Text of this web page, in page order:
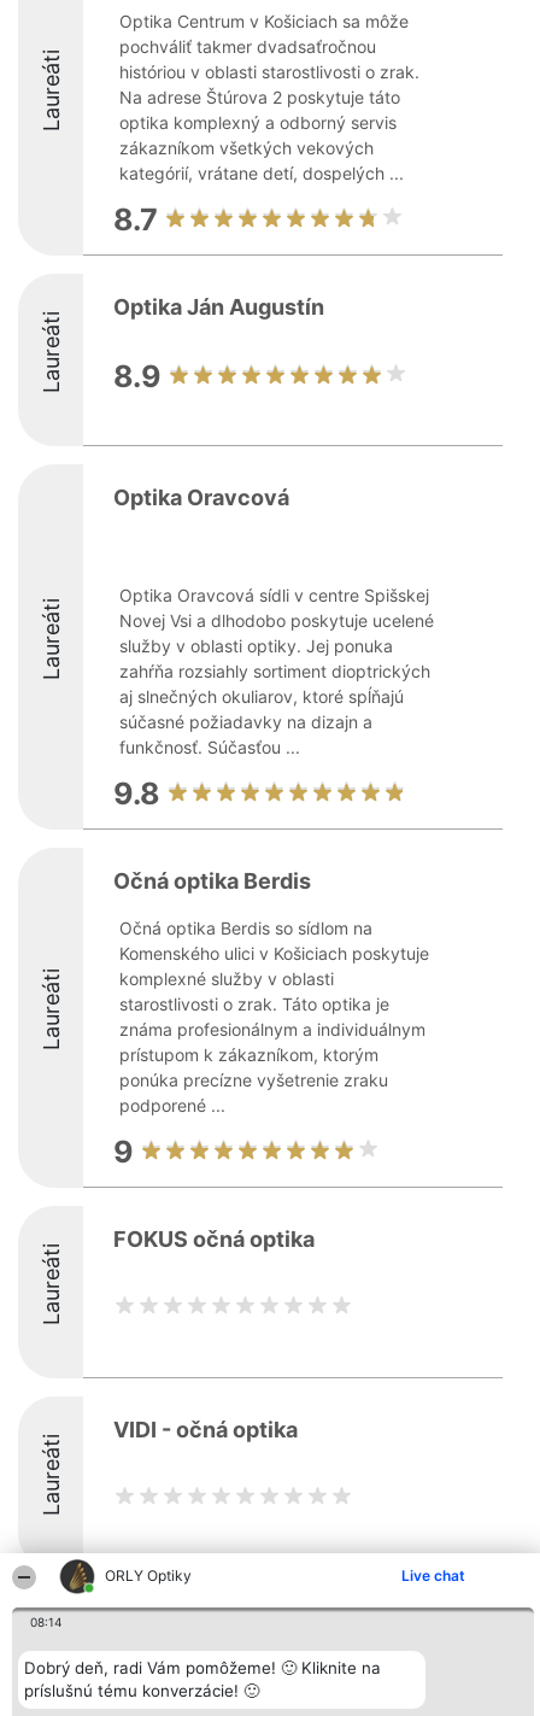
ORLY Optiky Live chat
08:14
Dobrý deň, radi Vám pomôžeme! 🙂 Kliknite na
príslušnú tému konverzácie! 🙂
Laureáti
Optika Centrum v Košiciach sa môže
pochváliť takmer dvadsaťročnou
históriou v oblasti starostlivosti o zrak.
Na adrese Štúrova 2 poskytuje táto
optika komplexný a odborný servis
zákazníkom všetkých vekových
kategórií, vrátane detí, dospelých ...
8.7
Laureáti
Optika Ján Augustín
8.9
Laureáti
Optika Oravcová
Optika Oravcová sídli v centre Spišskej
Novej Vsi a dlhodobo poskytuje ucelené
služby v oblasti optiky. Jej ponuka
zahŕňa rozsiahly sortiment dioptrických
aj slnečných okuliarov, ktoré spĺňajú
súčasné požiadavky na dizajn a
funkčnosť. Súčasťou ...
9.8
Laureáti
Očná optika Berdis
Očná optika Berdis so sídlom na
Komenského ulici v Košiciach poskytuje
komplexné služby v oblasti
starostlivosti o zrak. Táto optika je
známa profesionálnym a individuálnym
prístupom k zákazníkom, ktorým
ponúka precízne vyšetrenie zraku
podporené ...
9
Laureáti
FOKUS očná optika
Laureáti
VIDI - očná optika
Organizátor hodnotenia
o. sp. k.
ul. Ruska 22
Wrocław 50-079
KRS 0000749100 | Regon
Hodnotenie
Lista
wszystkich
Laureatów
Podmienky
Kontakt